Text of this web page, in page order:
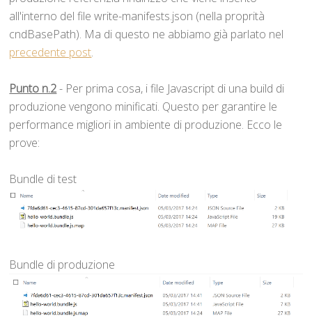
all'interno del file write-manifests.json (nella proprità
cndBasePath). Ma di questo ne abbiamo già parlato nel
precedente post.
Punto n.2- Per prima cosa, i file Javascript di una build di
produzione vengono minificati. Questo per garantire le
performance migliori in ambiente di produzione. Ecco le
prove:
Bundle di test
Bundle di produzione